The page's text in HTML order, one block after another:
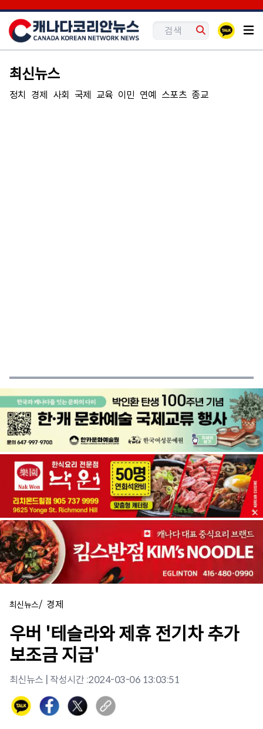
최신뉴스
정치 경제 사회 국제 교육 이민 연예 스포츠 종교
최신뉴스/ 경제
우버 '테슬라와 제휴 전기차 추가
보조금 지급'
최신뉴스 | 작성시간 :2024-03-06 13:03:51